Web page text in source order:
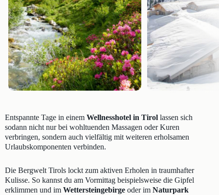
Entspannte Tage in einem Wellnesshotel in Tirol lassen sich
sodann nicht nur bei wohltuenden Massagen oder Kuren
verbringen, sondern auch vielfältig mit weiteren erholsamen
Urlaubskomponenten verbinden.
Die Bergwelt Tirols lockt zum aktiven Erholen in traumhafter
Kulisse. So kannst du am Vormittag beispielsweise die Gipfel
erklimmen und im Wettersteingebirge oder im Naturpark